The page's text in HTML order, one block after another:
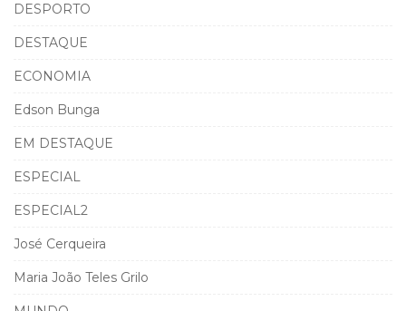
DESPORTO
DESTAQUE
ECONOMIA
Edson Bunga
EM DESTAQUE
ESPECIAL
ESPECIAL2
José Cerqueira
Maria João Teles Grilo